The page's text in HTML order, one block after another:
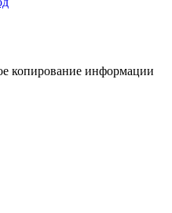
копирование информации